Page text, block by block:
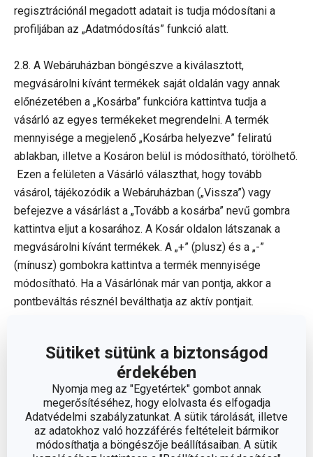
Sütiket sütünk a biztonságod
érdekében
Nyomja meg az "Egyetértek" gombot annak
megerősítéséhez, hogy elolvasta és elfogadja
Adatvédelmi szabályzatunkat. A sütik tárolását, illetve
az adatokhoz való hozzáférés feltételeit bármikor
módosíthatja a böngészője beállításaiban. A sütik
regisztrációnál megadott adatait is tudja módosítani a
profiljában az „Adatmódosítás” funkció alatt.
2.8. A Webáruházban böngészve a kiválasztott,
megvásárolni kívánt termékek saját oldalán vagy annak
előnézetében a „Kosárba” funkcióra kattintva tudja a
vásárló az egyes termékeket megrendelni. A termék
mennyisége a megjelenő „Kosárba helyezve” feliratú
ablakban, illetve a Kosáron belül is módosítható, törölhető.
Ezen a felületen a Vásárló választhat, hogy tovább
vásárol, tájékozódik a Webáruházban („Vissza”) vagy
befejezve a vásárlást a „Tovább a kosárba” nevű gombra
kattintva eljut a kosarához. A Kosár oldalon látszanak a
megvásárolni kívánt termékek. A „+” (plusz) és a „-”
(mínusz) gombokra kattintva a termék mennyisége
módosítható. Ha a Vásárlónak már van pontja, akkor a
pontbeváltás résznél beválthatja az aktív pontjait.
pontbeváltás egy megrendelésnél, egyszerre is
Ha a Vásárló mindent rendben talált, azaz a kosár
tartalmán nem kíván módosítani, akkor a „Tovább a
fizetéshez és szállításhoz” feliratra kattintva elkezdheti a
megrendelést és kiválaszthatja a szállítási és a fizetési